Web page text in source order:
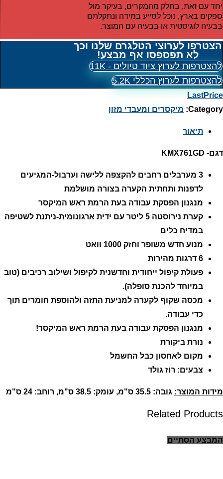
יחד עם זאת, בחלק מהמקרים, בעיקר מול
ספקים בארץ, נוכל לסייע במידה ונתקלתם
בבעיה לוגיסטית או בבעיה עם המוצר.
הצטרפו לערוצי הטלגרם שלנו וכך
לא תפספסו אף מבצע!
להצטרפות לערוץ ציוד טיולים - 11K
להצטרפות לערוץ הכללי 5.2K
LastPrice
Category: מיקסרים ומעבדי מזון
תיאור
דגם- KMX761GD
3 מערבלים רחבים להקצפה ללישה וערבול-המגיעים
לדפנות ותחתית הקערה בצורה מושלמת
מנגנון הפסקת עבודה בעת הרמת ראש המיקסר
קערת נירוסטה 5 ליטר עם ידית ארגונומית-ניתנת לשטיפה
במדיח כלים
מנוע חדש משופר וחזק 1000 וואט
6 דרגות מהירות
פעולת קיפול ייחודית וחדשנית לקיפול ושילוב רכיבים (טוב
במיוחד להכנת סופלה).
מכסה שקוף לקערה למניעת התזה ולהוספת חומרים תוך
כדי עבודה.
מנגנון הפסקת עבודה בעת הרמת ראש המיקסר!
נורת ביקורת
מקום לאחסון כבל החשמל
צבעים: רוז גולד
מידות המוצר: גובה: 35.5 ס"מ, עומק: 38.5 ס"מ, רוחב: 24 ס"מ
Related Products
המבצע הסתיים